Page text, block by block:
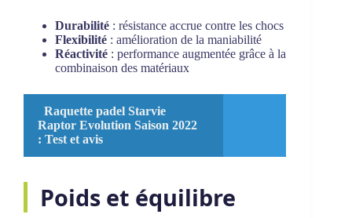
Durabilité : résistance accrue contre les chocs
Flexibilité : amélioration de la maniabilité
Réactivité : performance augmentée grâce à la
combinaison des matériaux
Raquette padel Starvie
Raptor Evolution Saison 2022
: Test et avis
Poids et équilibre